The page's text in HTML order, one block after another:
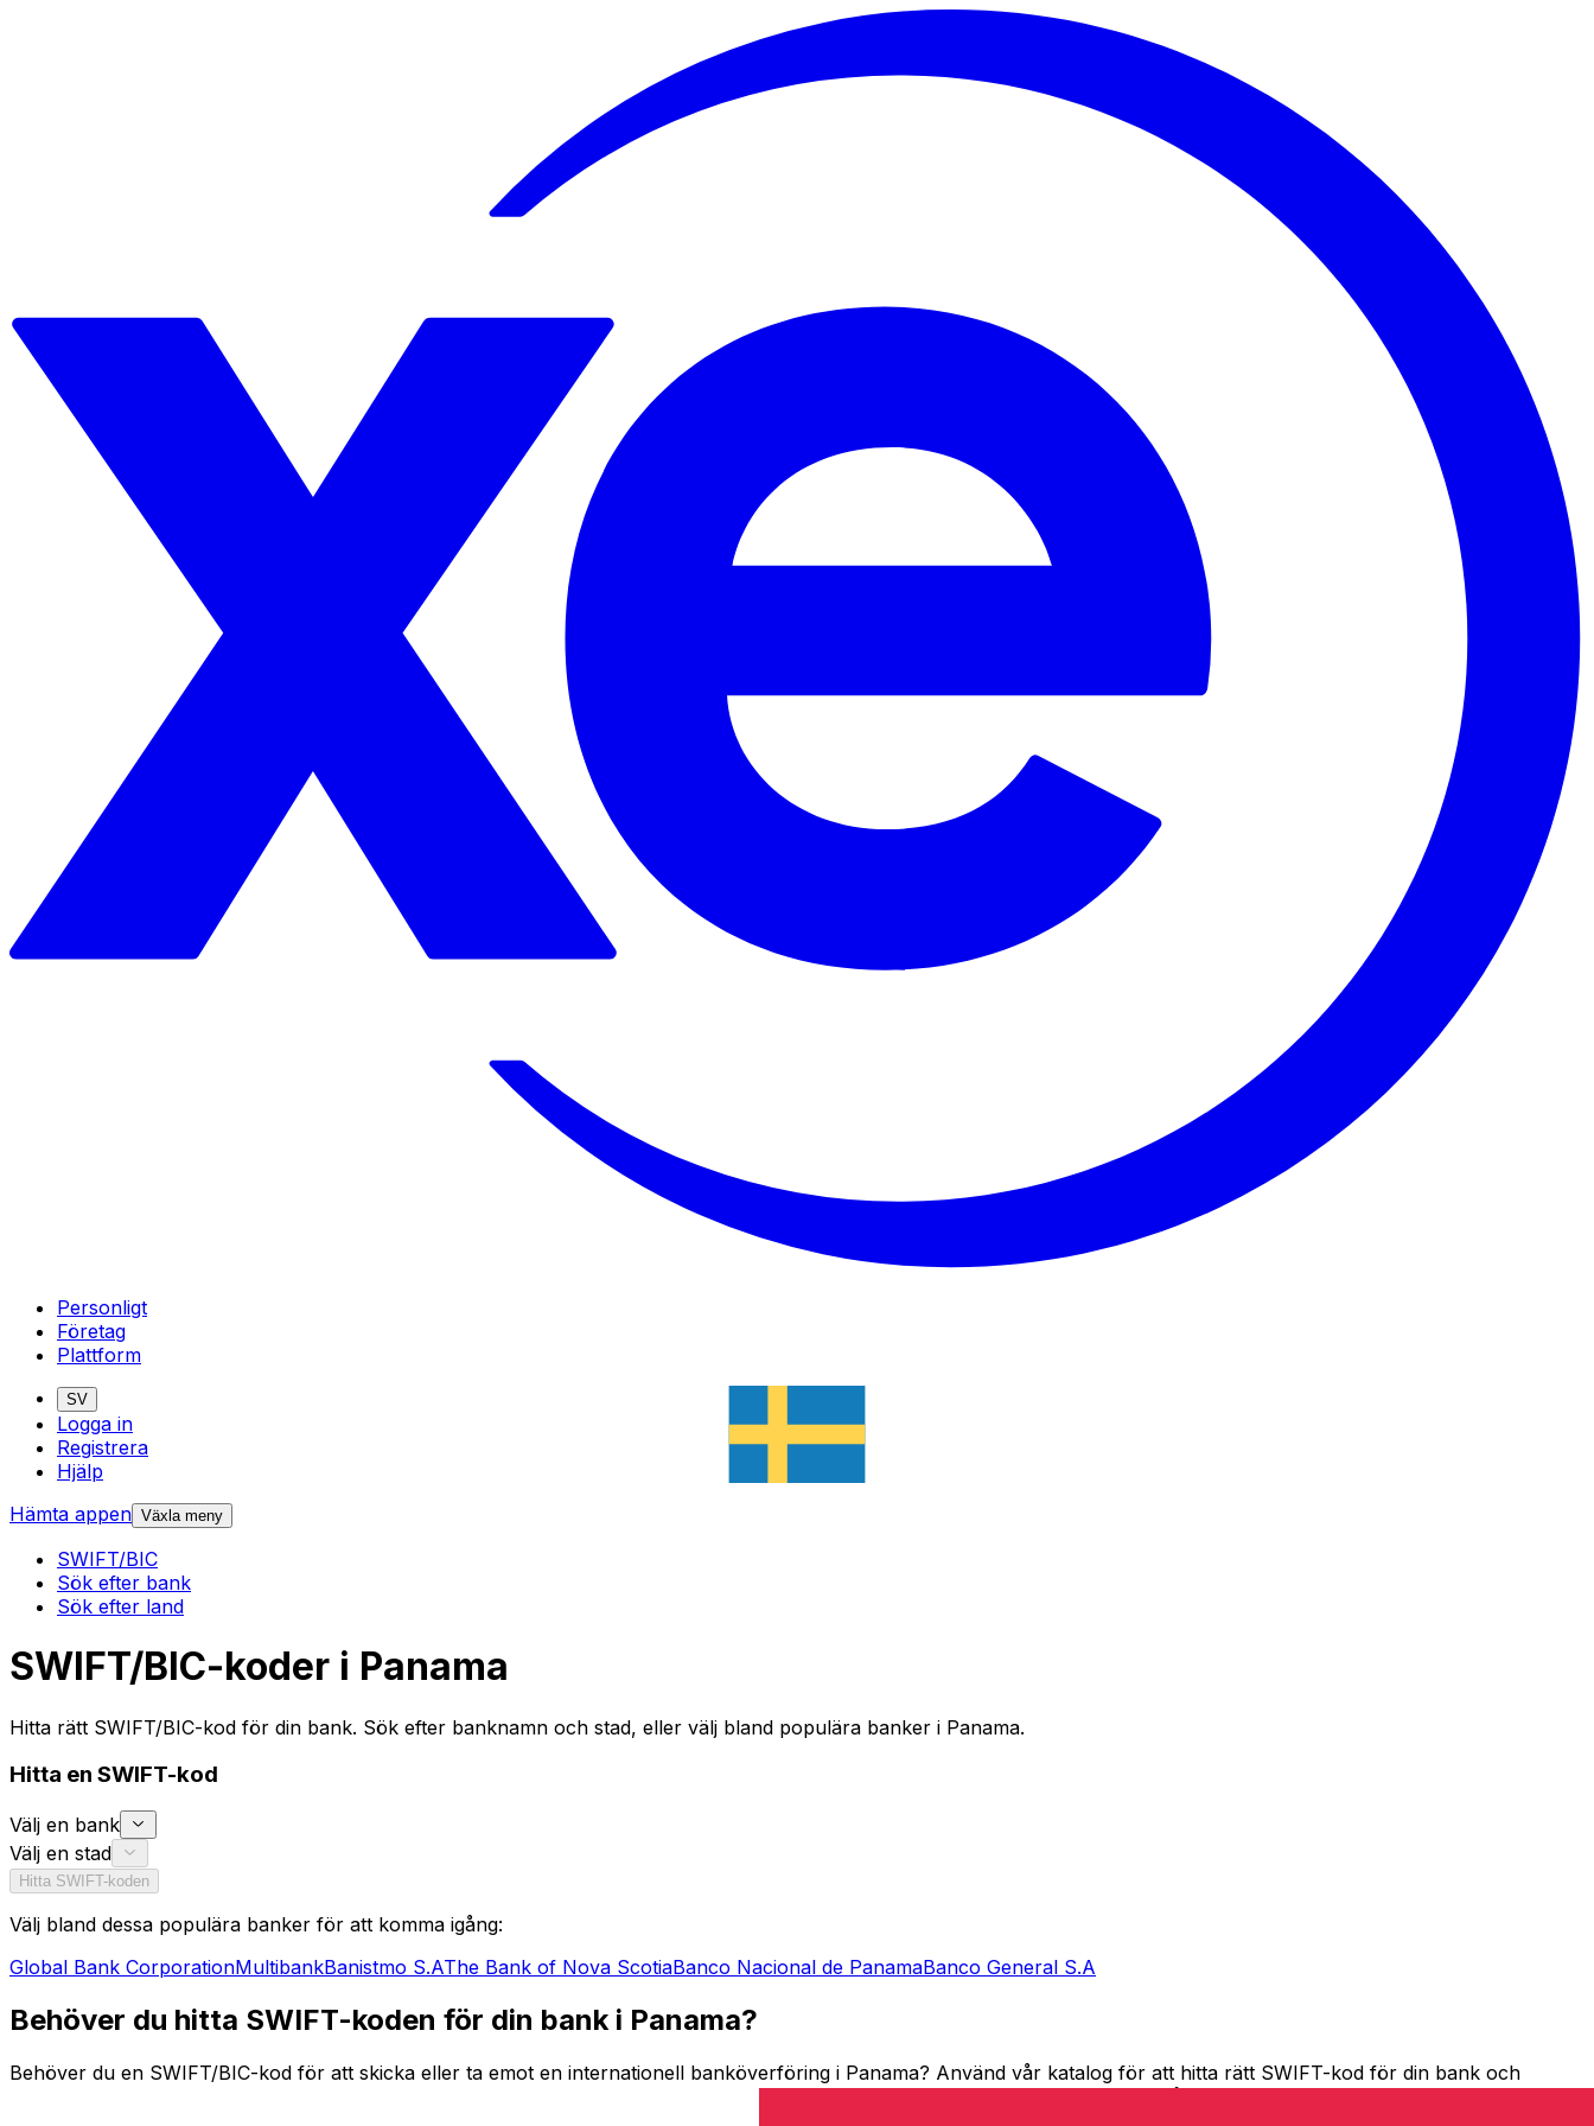
Personligt
Företag
Plattform
SV
Logga in
Registrera
Hjälp
Hämta appen Växla meny
SWIFT/BIC
Sök efter bank
Sök efter land
SWIFT/BIC-koder i Panama
Hitta rätt SWIFT/BIC-kod för din bank. Sök efter banknamn och stad, eller välj bland populära banker i Panama.
Hitta en SWIFT-kod
Välj en bank
Välj en stad
Hitta SWIFT-koden
Välj bland dessa populära banker för att komma igång:
Global Bank CorporationMultibankBanistmo S.AThe Bank of Nova ScotiaBanco Nacional de PanamaBanco General S.A
Behöver du hitta SWIFT-koden för din bank i Panama?
Behöver du en SWIFT/BIC-kod för att skicka eller ta emot en internationell banköverföring i Panama? Använd vår katalog för att hitta rätt SWIFT-kod för din bank och
specifika filial. Oavsett om du överför pengar till Panama eller skickar pengar utomlands är det viktigt att ha rätt SWIFT-kod för pålitliga överföringar.